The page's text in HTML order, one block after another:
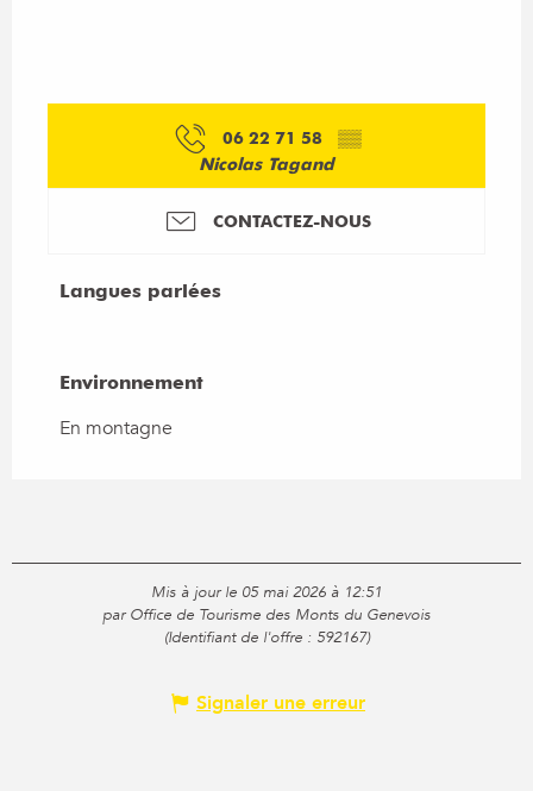
06 22 71 58 ▒▒
Nicolas Tagand
CONTACTEZ-NOUS
Langues parlées
Langues parlées
Environnement
Environnement
En montagne
Mis à jour le 05 mai 2026 à 12:51
par Office de Tourisme des Monts du Genevois
(Identifiant de l'offre : 592167)
Signaler une erreur